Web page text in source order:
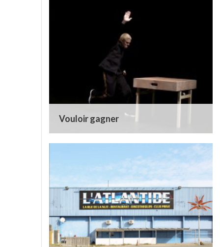
Vouloir gagner